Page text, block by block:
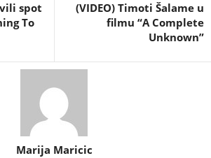
spot
To
(VIDEO) Timoti Šalame u
filmu “A Complete
Unknown”
Marija Maricic